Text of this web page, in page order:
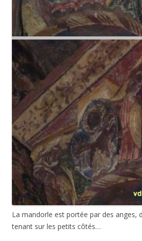
La mandorle est portée par des anges,
tenant sur les petits côtés…